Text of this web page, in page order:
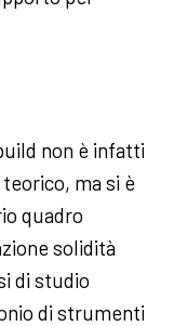
non è infatti
ma si è
quadro
solidità
di studio
di strumenti